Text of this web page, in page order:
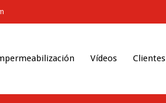
Vídeos Clientes